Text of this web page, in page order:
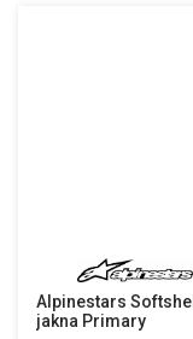
Alpinestars Softshell
jakna Primary